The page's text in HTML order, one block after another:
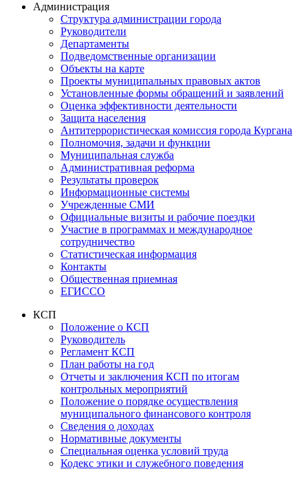
Администрация
Структура администрации города
Руководители
Департаменты
Подведомственные организации
Объекты на карте
Проекты муниципальных правовых актов
Установленные формы обращений и заявлений
Оценка эффективности деятельности
Защита населения
Антитеррористическая комиссия города Кургана
Полномочия, задачи и функции
Муниципальная служба
Административная реформа
Результаты проверок
Информационные системы
Учрежденные СМИ
Официальные визиты и рабочие поездки
Участие в программах и международное
сотрудничество
Статистическая информация
Контакты
Общественная приемная
ЕГИССО
КСП
Положение о КСП
Руководитель
Регламент КСП
План работы на год
Отчеты и заключения КСП по итогам
контрольных мероприятий
Положение о порядке осуществления
муниципального финансового контроля
Сведения о доходах
Нормативные документы
Специальная оценка условий труда
Кодекс этики и служебного поведения